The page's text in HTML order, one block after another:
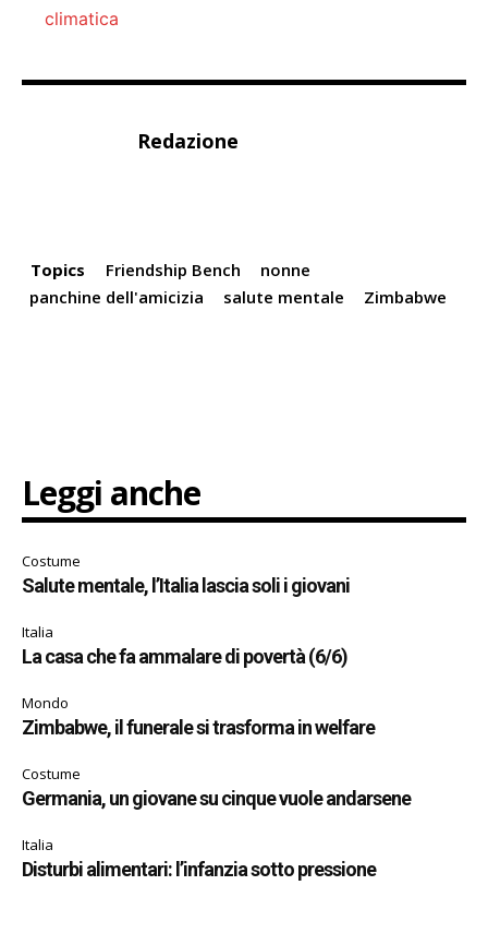
climatica
Redazione
Topics Friendship Bench
nonne
panchine dell'amicizia
salute mentale Zimbabwe
Leggi anche
Costume
Salute mentale, l’Italia lascia soli i giovani
Italia
La casa che fa ammalare di povertà (6/6)
Mondo
Zimbabwe, il funerale si trasforma in welfare
Costume
Germania, un giovane su cinque vuole andarsene
Italia
Disturbi alimentari: l’infanzia sotto pressione